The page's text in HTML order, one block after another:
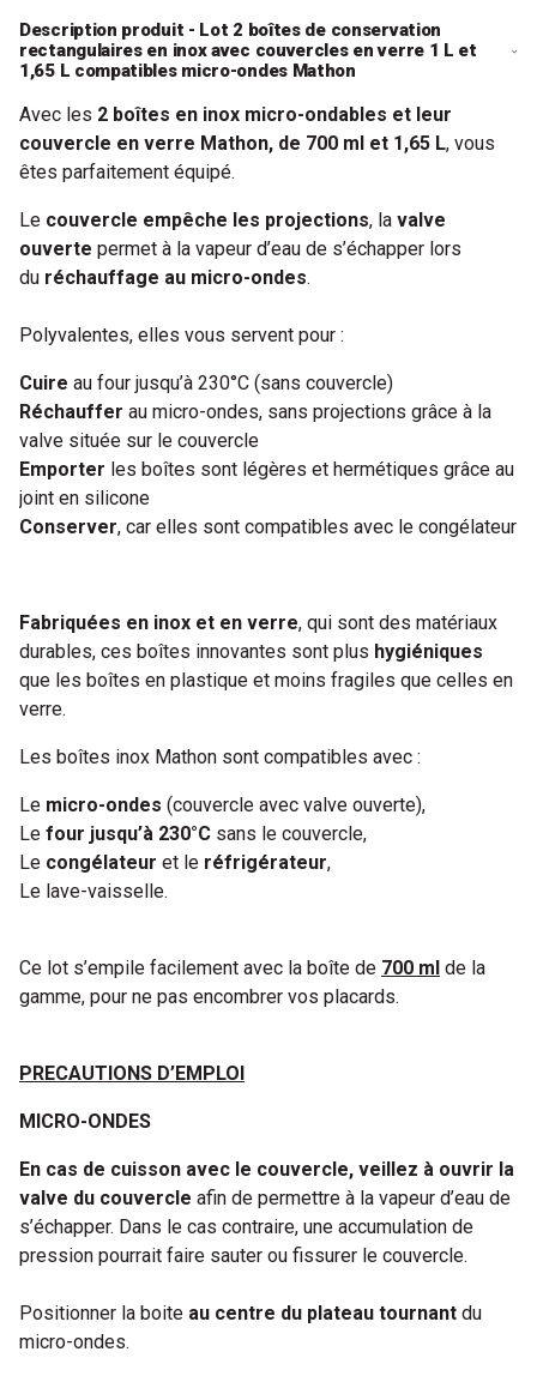
Description produit - Lot 2 boîtes de conservation
rectangulaires en inox avec couvercles en verre 1 L et
1,65 L compatibles micro-ondes Mathon
Avec les 2 boîtes en inox micro-ondables et leur
couvercle en verre Mathon, de 700 ml et 1,65 L, vous
êtes parfaitement équipé.
Le couvercle empêche les projections, la valve
ouverte permet à la vapeur d’eau de s’échapper lors
du réchauffage au micro-ondes.
Polyvalentes, elles vous servent pour :
Cuire au four jusqu’à 230°C (sans couvercle)
Réchauffer au micro-ondes, sans projections grâce à la
valve située sur le couvercle
Emporter les boîtes sont légères et hermétiques grâce au
joint en silicone
Conserver, car elles sont compatibles avec le congélateur
Fabriquées en inox et en verre, qui sont des matériaux
durables, ces boîtes innovantes sont plus hygiéniques
que les boîtes en plastique et moins fragiles que celles en
verre.
Les boîtes inox Mathon sont compatibles avec :
Le micro-ondes (couvercle avec valve ouverte),
Le four jusqu’à 230°C sans le couvercle,
Le congélateur et le réfrigérateur,
Le lave-vaisselle.
Ce lot s’empile facilement avec la boîte de 700 ml de la
gamme, pour ne pas encombrer vos placards.
PRECAUTIONS D’EMPLOI
MICRO-ONDES
En cas de cuisson avec le couvercle, veillez à ouvrir la
valve du couvercle afin de permettre à la vapeur d’eau de
s’échapper. Dans le cas contraire, une accumulation de
pression pourrait faire sauter ou fissurer le couvercle.
Positionner la boite au centre du plateau tournant du
micro-ondes.